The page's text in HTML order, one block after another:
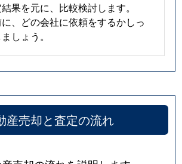
果を元に、比較検討します。
、どの会社に依頼をするかしっ
しょう。
産売却と査定の流れ